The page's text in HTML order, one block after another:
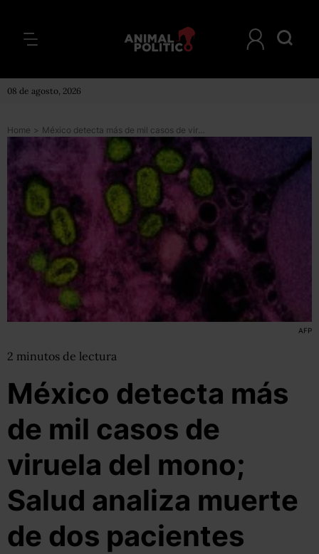
08 de agosto, 2026
Home > México detecta más de mil casos de viruela del mono; Salud analiza muerte de dos pacientes
AFP
2 minutos de lectura
México detecta más
de mil casos de
viruela del mono;
Salud analiza muerte
de dos pacientes